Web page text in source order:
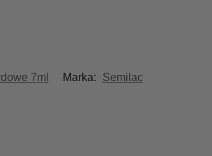
7ml Marka: Semilac